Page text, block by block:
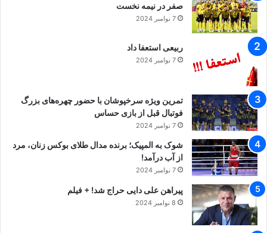
صفر در نیمه نخست
7 نوامبر 2024
ربیعی استعفا داد
7 نوامبر 2024
تمرین ویژه سرخپوشان با حضور چهره‌های بزرگ
فوتبال قبل از بازی حساس
7 نوامبر 2024
شوک به المپیک؛ برنده مدال طلای بوکس زنان، مرد
از آب درآمد!
7 نوامبر 2024
پیراهن علی دایی حراج شد! + فیلم
8 نوامبر 2024